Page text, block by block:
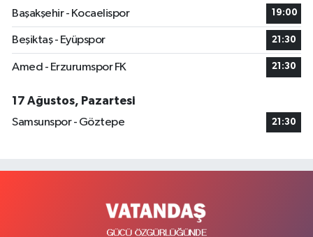
Başakşehir - Kocaelispor
19:00
Beşiktaş - Eyüpspor 21:30
Amed - Erzurumspor FK 21:30
17 Ağustos, Pazartesi
Samsunspor - Göztepe
21:30